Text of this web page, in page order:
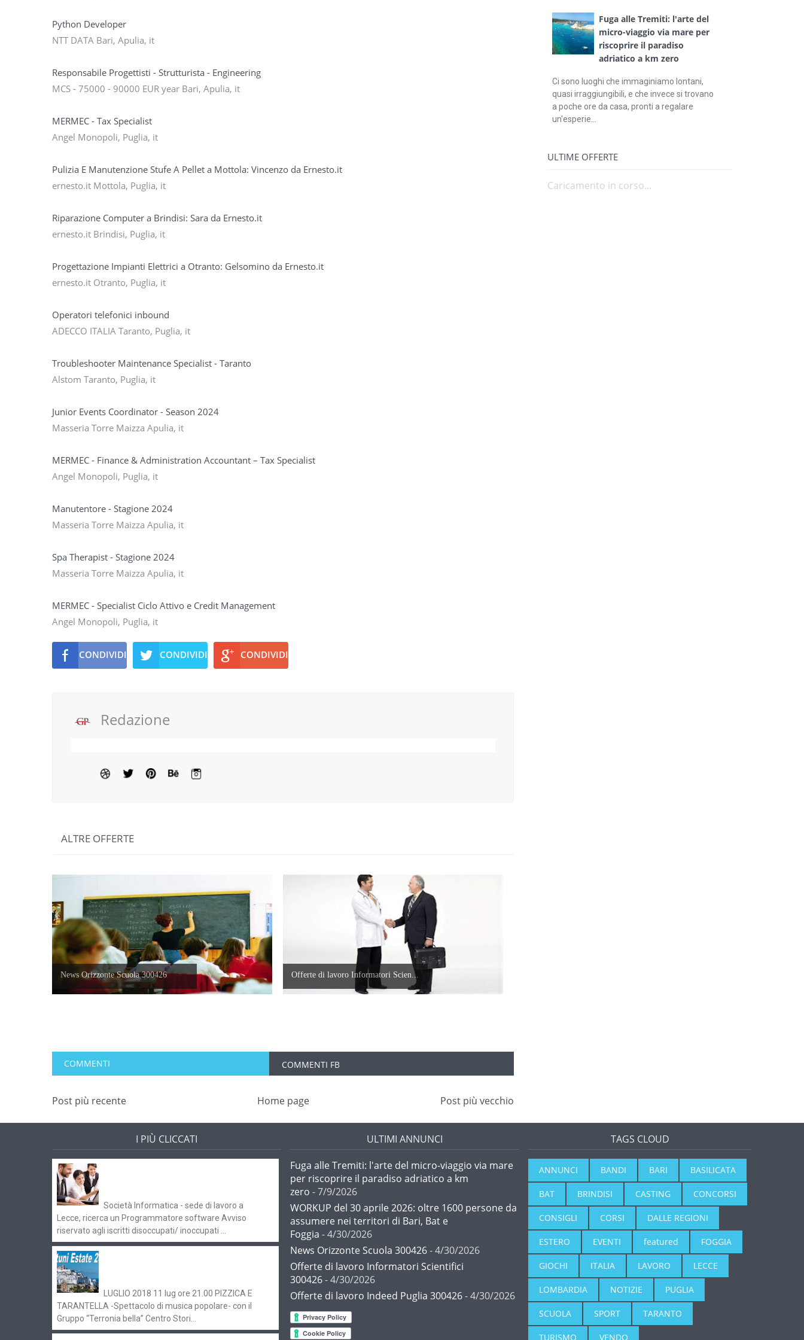
Python Developer
NTT DATA Bari, Apulia, it
Responsabile Progettisti - Strutturista - Engineering
MCS - 75000 - 90000 EUR year Bari, Apulia, it
MERMEC - Tax Specialist
Angel Monopoli, Puglia, it
Pulizia E Manutenzione Stufe A Pellet a Mottola: Vincenzo da Ernesto.it
ernesto.it Mottola, Puglia, it
Riparazione Computer a Brindisi: Sara da Ernesto.it
ernesto.it Brindisi, Puglia, it
Progettazione Impianti Elettrici a Otranto: Gelsomino da Ernesto.it
ernesto.it Otranto, Puglia, it
Operatori telefonici inbound
ADECCO ITALIA Taranto, Puglia, it
Troubleshooter Maintenance Specialist - Taranto
Alstom Taranto, Puglia, it
Junior Events Coordinator - Season 2024
Masseria Torre Maizza Apulia, it
MERMEC - Finance & Administration Accountant – Tax Specialist
Angel Monopoli, Puglia, it
Manutentore - Stagione 2024
Masseria Torre Maizza Apulia, it
Spa Therapist - Stagione 2024
Masseria Torre Maizza Apulia, it
MERMEC - Specialist Ciclo Attivo e Credit Management
Angel Monopoli, Puglia, it
CONDIVIDI CONDIVIDI CONDIVIDI
Redazione
ALTRE OFFERTE
News Orizzonte Scuola 300426 Offerte di lavoro Informatori Scien...
COMMENTI COMMENTI FB
Post più recente Post più vecchio
Home page
Fuga alle Tremiti: l'arte del
micro-viaggio via mare per
riscoprire il paradiso
adriatico a km zero
Ci sono luoghi che immaginiamo lontani,
quasi irraggiungibili, e che invece si trovano
a poche ore da casa, pronti a regalare
un'esperie...
ULTIME OFFERTE
Caricamento in corso...
I PIÙ CLICCATI
Società Informatica - sede di lavoro a
Lecce, ricerca un Programmatore software Avviso
riservato agli iscritti disoccupati/ inoccupati ...
LUGLIO 2018 11 lug ore 21.00 PIZZICA E
TARANTELLA -Spettacolo di musica popolare- con il
Gruppo “Terronia bella” Centro Stori...
ULTIMI ANNUNCI
Fuga alle Tremiti: l'arte del micro-viaggio via mare
per riscoprire il paradiso adriatico a km
zero - 7/9/2026
WORKUP del 30 aprile 2026: oltre 1600 persone da
assumere nei territori di Bari, Bat e
Foggia - 4/30/2026
News Orizzonte Scuola 300426- 4/30/2026
Offerte di lavoro Informatori Scientifici
300426- 4/30/2026
Offerte di lavoro Indeed Puglia 300426- 4/30/2026
TAGS CLOUD
ANNUNCI BANDI BARI BASILICATA
BAT BRINDISI CASTING CONCORSI
CONSIGLI CORSI DALLE REGIONI
ESTERO EVENTI featured FOGGIA
GIOCHI ITALIA LAVORO LECCE
LOMBARDIA NOTIZIE PUGLIA
SCUOLA SPORT TARANTO
TURISMO VENDO